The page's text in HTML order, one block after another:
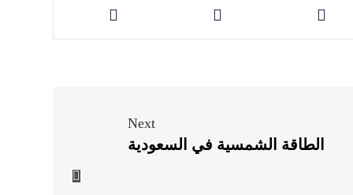
Next
الطاقة الشمسية في السعودية